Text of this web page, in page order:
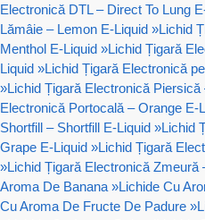
Electronică DTL – Direct To Lung
Lămâie – Lemon E-Liquid »Lichid
Menthol E-Liquid »Lichid Țigară
Liquid »Lichid Țigară Electronică
»Lichid Țigară Electronică
Electronică Portocală – Orange E-
Shortfill – Shortfill E-Liquid »Lichid
Grape E-Liquid »Lichid Țigară
»Lichid Țigară Electronică Zmeură
Aroma De Banana »Lichide Cu
Cu Aroma De Fructe De Padure »